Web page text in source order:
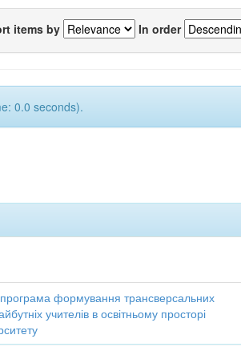
items by In order
0.0 seconds).
формування трансверсальних
учителів в освітньому просторі